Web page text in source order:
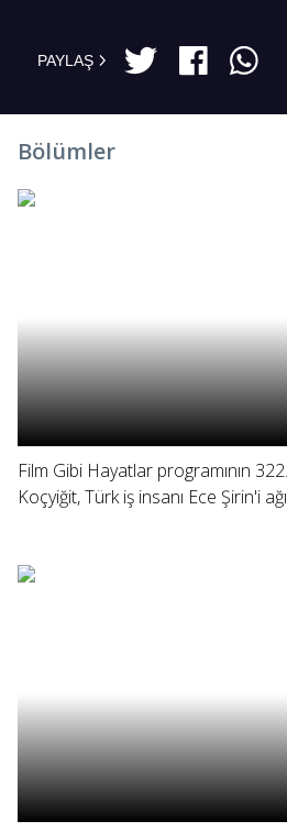
PAYLAŞ
Bölümler
Film Gibi Hayatlar programının
Koçyiğit, Türk iş insanı Ece Şirin'i